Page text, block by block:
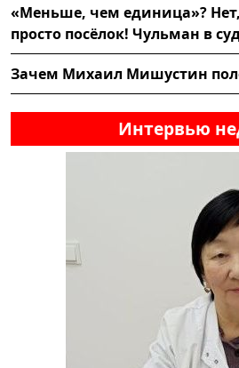
«Меньше, чем единица»?
просто посёлок! Чульман в
Зачем Михаил Мишустин
Интервью